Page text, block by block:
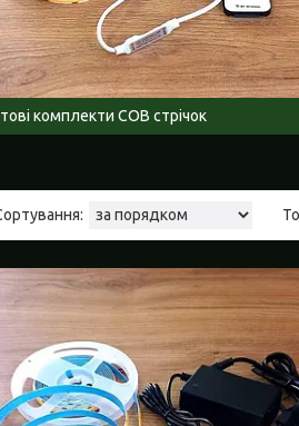
комплекти СОВ стрічок